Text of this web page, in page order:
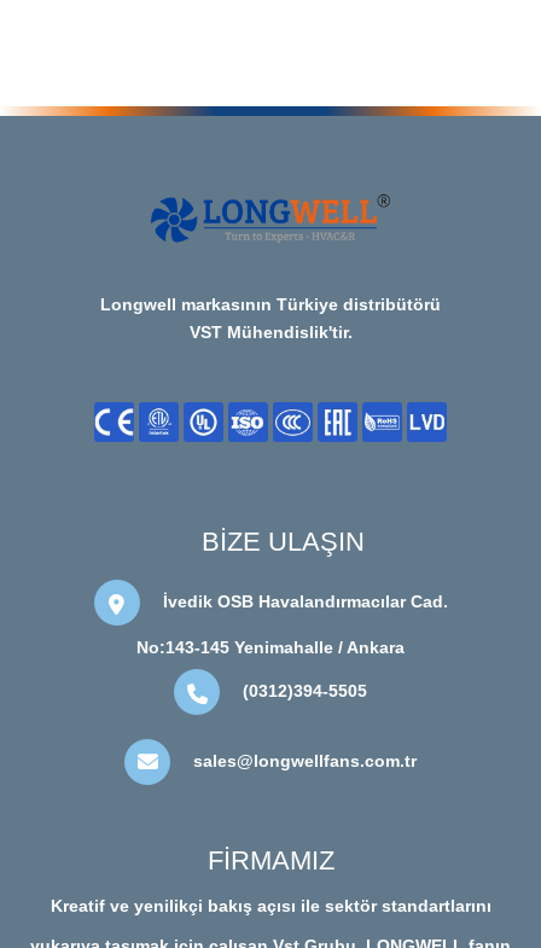
Longwell markasının Türkiye distribütörü
VST Mühendislik'tir.
BİZE ULAŞIN
İvedik OSB Havalandırmacılar Cad.
No:143-145 Yenimahalle / Ankara
(0312)394-5505
sales@longwellfans.com.tr
FİRMAMIZ
Kreatif ve yenilikçi bakış açısı ile sektör standartlarını